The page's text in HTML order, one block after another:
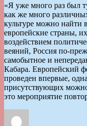
«Я уже много раз был
как же много
культуре можно найти
европейские страны,
воздействием
веяний, Россия по-
самобытное и
Кабара. Европейский
проведен впервые,
присутствующих
это мероприятие